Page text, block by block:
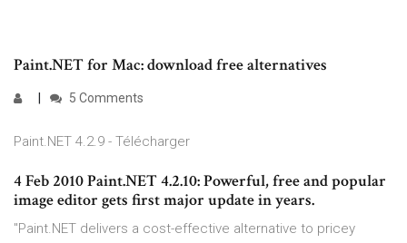
Paint.NET for Mac: download free alternatives
5 Comments
Paint.NET 4.2.9 - Télécharger
4 Feb 2010 Paint.NET 4.2.10: Powerful, free and popular
image editor gets first major update in years.
"Paint.NET delivers a cost-effective alternative to pricey